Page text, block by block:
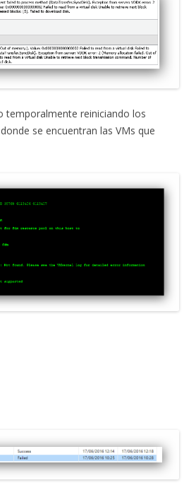
temporalmente reiniciando los
se encuentran las VMs que